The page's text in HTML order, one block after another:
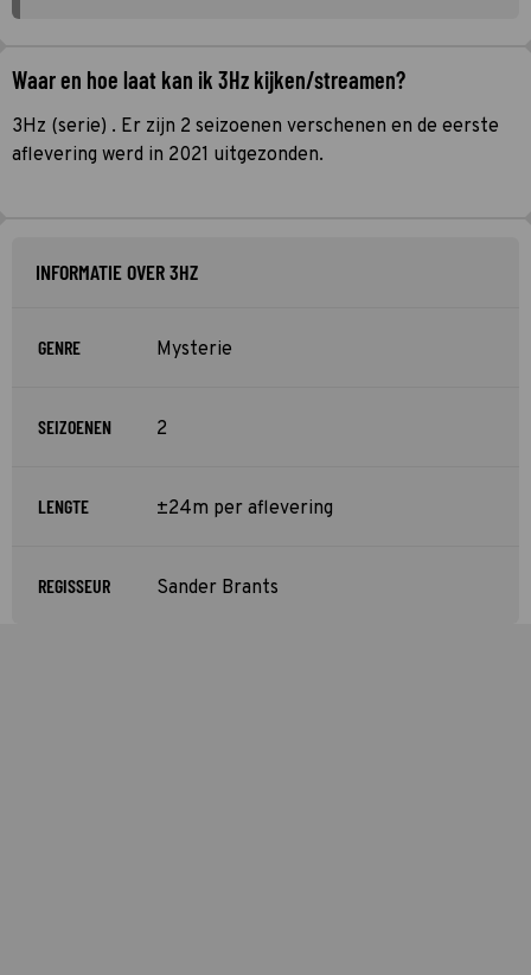
Waar en hoe laat kan ik 3Hz kijken/streamen?
3Hz (serie) . Er zijn 2 seizoenen verschenen en de eerste
aflevering werd in 2021 uitgezonden.
INFORMATIE OVER 3HZ
GENRE Mysterie
SEIZOENEN 2
LENGTE ±24m per aflevering
REGISSEUR Sander Brants